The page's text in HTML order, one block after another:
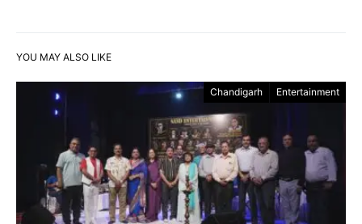
YOU MAY ALSO LIKE
Chandigarh Entertainment